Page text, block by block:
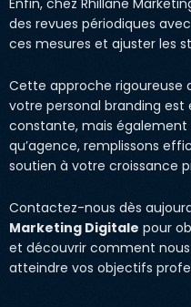
des revues périodiques
ces mesures et ajuster les
Cette approche rigoureuse
votre personal branding est
constante, mais également
qu’agence, remplissons
soutien à votre croissance
Contactez-nous dès
Marketing Digitale pour
et découvrir comment
atteindre vos objectifs